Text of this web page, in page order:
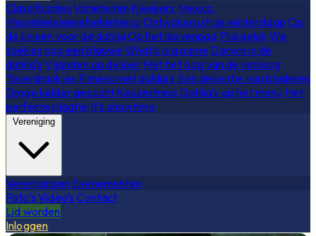
Classificaties Variëteiten Kwekers Mexico,
Mexiehieieieieiehiehiehieco Ontwaken uit de winterslaap Op
de knieën voor de dahliaOp het dievenpad Plukgeluk We
zoeken nog een blauwe What's is a name Darwin in de
dahlia's Vijanden op de loer Met het oog van de viroloog
Toverdrankjes Fitness met dahlia's Een dekentje van bladeren
Droge kelder gezocht Keuzestress Dahlia's op het menu Het
perfecte plaatje It's showtime
Vereniging
Verenigingen Evenementen
Foto's Video's Contact
Lid worden
Inloggen